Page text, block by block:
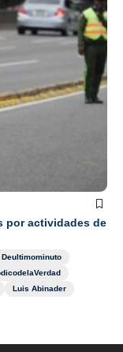
por actividades de
Deultimominuto
Luis Abinader